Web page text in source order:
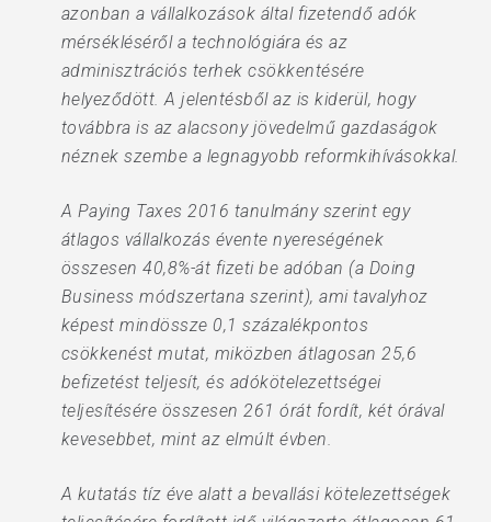
azonban a vállalkozások által fizetendő adók
mérsékléséről a technológiára és az
adminisztrációs terhek csökkentésére
helyeződött. A jelentésből az is kiderül, hogy
továbbra is az alacsony jövedelmű gazdaságok
néznek szembe a legnagyobb reformkihívásokkal.
A Paying Taxes 2016 tanulmány szerint egy
átlagos vállalkozás évente nyereségének
összesen 40,8%-át fizeti be adóban (a Doing
Business módszertana szerint), ami tavalyhoz
képest mindössze 0,1 százalékpontos
csökkenést mutat, miközben átlagosan 25,6
befizetést teljesít, és adókötelezettségei
teljesítésére összesen 261 órát fordít, két órával
kevesebbet, mint az elmúlt évben.
A kutatás tíz éve alatt a bevallási kötelezettségek